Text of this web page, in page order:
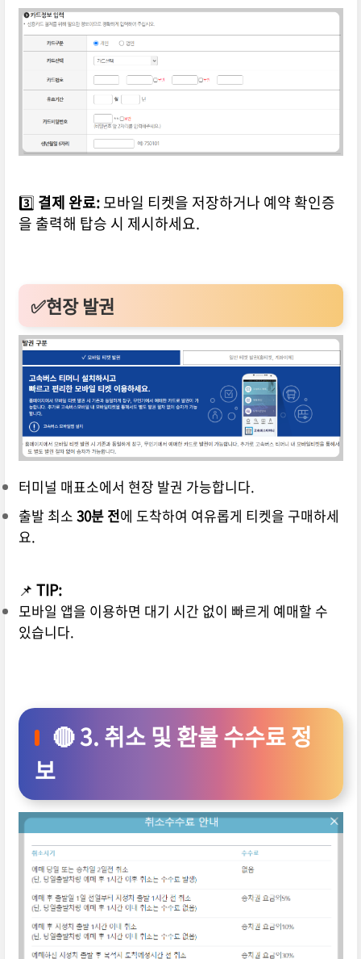
3️⃣ 결제 완료:모바일 티켓을 저장하거나 예약 확인증
을 출력해 탑승 시 제시하세요.
✅현장 발권
터미널 매표소에서 현장 발권 가능합니다.
출발 최소 30분 전에 도착하여 여유롭게 티켓을 구매하세
요.
📌 TIP:
모바일 앱을 이용하면 대기 시간 없이 빠르게 예매할 수
있습니다.
🔴 3. 취소 및 환불 수수료 정
보